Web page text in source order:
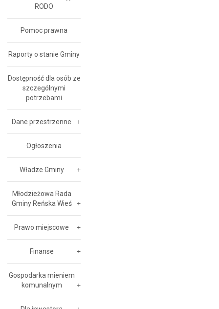
RODO
Pomoc prawna
Raporty o stanie Gminy
Dostępność dla osób ze
szczególnymi
potrzebami
Dane przestrzenne
Ogłoszenia
Władze Gminy
Młodzieżowa Rada
Gminy Reńska Wieś
Prawo miejscowe
Finanse
Gospodarka mieniem
komunalnym